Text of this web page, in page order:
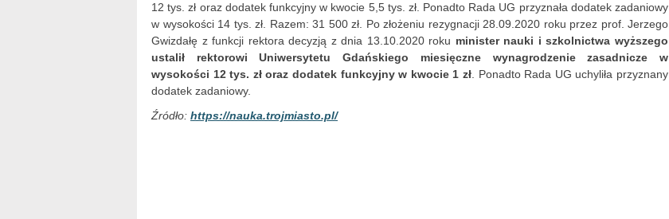
12 tys. zł oraz dodatek funkcyjny w kwocie 5,5 tys. zł. Ponadto Rada UG przyznała dodatek zadaniowy
w wysokości 14 tys. zł. Razem: 31 500 zł. Po złożeniu rezygnacji 28.09.2020 roku przez prof. Jerzego
Gwizdałę z funkcji rektora decyzją z dnia 13.10.2020 roku minister nauki i szkolnictwa wyższego
ustalił rektorowi Uniwersytetu Gdańskiego miesięczne wynagrodzenie zasadnicze w
wysokości 12 tys. zł oraz dodatek funkcyjny w kwocie 1 zł . Ponadto Rada UG uchyliła przyznany
dodatek zadaniowy.
Źródło: https://nauka.trojmiasto.pl/